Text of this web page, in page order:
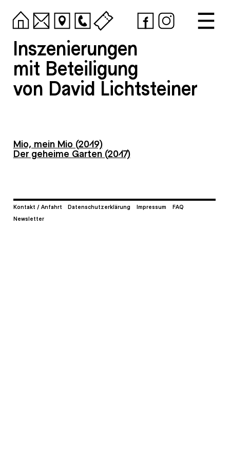
Inszenierungen
mit Beteiligung
von David Lichtsteiner
Mio, mein Mio (2019)
Der geheime Garten (2017)
Kontakt / Anfahrt Datenschutzerklärung Impressum
FAQ
Newsletter